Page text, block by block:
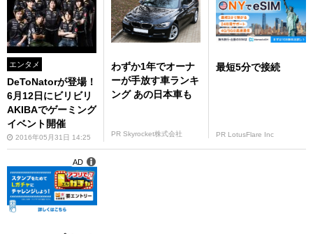
エンタメ
DeToNatorが登場！
6月12日にビリビリ
AKIBAでゲーミング
イベント開催
2016年05月31日 14:25
わずか1年でオーナ
ーが手放す車ランキ
ング あの日本車も
PR Skyrocket株式会社
最短5分で接続
PR LotusFlare Inc
AD